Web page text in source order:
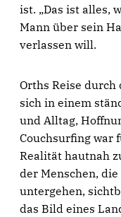
ist. „Das ist alles,
Mann über sein
verlassen will.
Orths Reise durch
sich in einem
und Alltag,
Couchsurfing war
Realität hautnah
der Menschen,
untergehen,
das Bild eines